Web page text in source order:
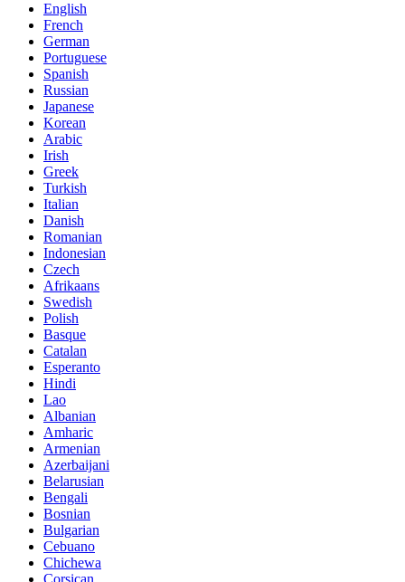
English
French
German
Portuguese
Spanish
Russian
Japanese
Korean
Arabic
Irish
Greek
Turkish
Italian
Danish
Romanian
Indonesian
Czech
Afrikaans
Swedish
Polish
Basque
Catalan
Esperanto
Hindi
Lao
Albanian
Amharic
Armenian
Azerbaijani
Belarusian
Bengali
Bosnian
Bulgarian
Cebuano
Chichewa